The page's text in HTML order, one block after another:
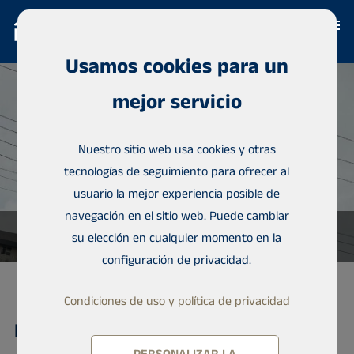
Bungalow, 3 BEDROOMS
Usamos cookies para un
mejor servicio
Nuestro sitio web usa cookies y otras
tecnologías de seguimiento para ofrecer al
usuario la mejor experiencia posible de
navegación en el sitio web. Puede cambiar
su elección en cualquier momento en la
configuración de privacidad.
Condiciones de uso y política de privacidad